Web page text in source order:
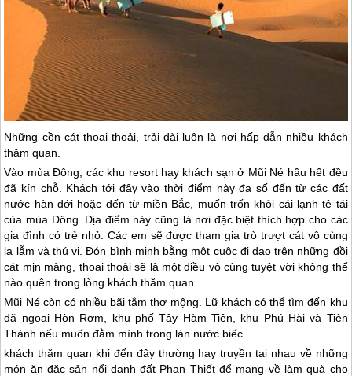
Những cồn cát thoai thoải, trải dài luôn là nơi hấp dẫn nhiều khách
thăm quan.
Vào mùa Đông, các khu resort hay khách sạn ở Mũi Né hầu hết đều
đã kín chỗ. Khách tới đây vào thời điểm này đa số đến từ các đất
nước hàn đới hoặc đến từ miền Bắc, muốn trốn khỏi cái lạnh tê tái
của mùa Đông. Địa điểm này cũng là nơi đặc biệt thích hợp cho các
gia đình có trẻ nhỏ. Các em sẽ được tham gia trò trượt cát vô cùng
lạ lẫm và thú vị. Đón bình minh bằng một cuộc đi dạo trên những đồi
cát mịn màng, thoai thoải sẽ là một điều vô cùng tuyệt vời không thể
nào quên trong lòng khách thăm quan.
Mũi Né còn có nhiều bãi tắm thơ mộng. Lữ khách có thể tìm đến khu
dã ngoại Hòn Rơm, khu phố Tây Hàm Tiên, khu Phú Hài và Tiên
Thành nếu muốn đằm mình trong làn nước biếc.
khách thăm quan khi đến đây thường hay truyền tai nhau về những
món ăn đặc sản nổi danh đất Phan Thiết để mang về làm quà cho